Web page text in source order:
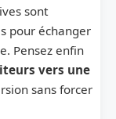
sont
pour échanger
Pensez enfin
vers une
sans forcer